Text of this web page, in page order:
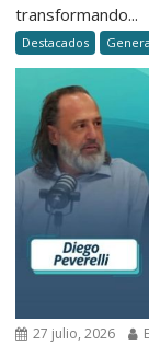
transformando...
Destacados
27 julio, 2026